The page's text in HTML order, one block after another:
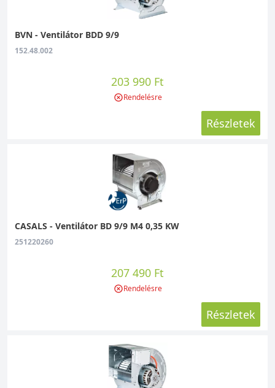
BVN - Ventilátor BDD 9/9
152.48.002
203 990 Ft
Rendelésre
Részletek
CASALS - Ventilátor BD 9/9 M4 0,35 KW
251220260
207 490 Ft
Rendelésre
Részletek